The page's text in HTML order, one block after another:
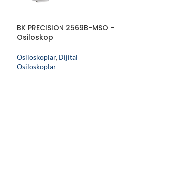
BK PRECISION 2569B-MSO –
Osiloskop
Osiloskoplar, Dijital
Osiloskoplar